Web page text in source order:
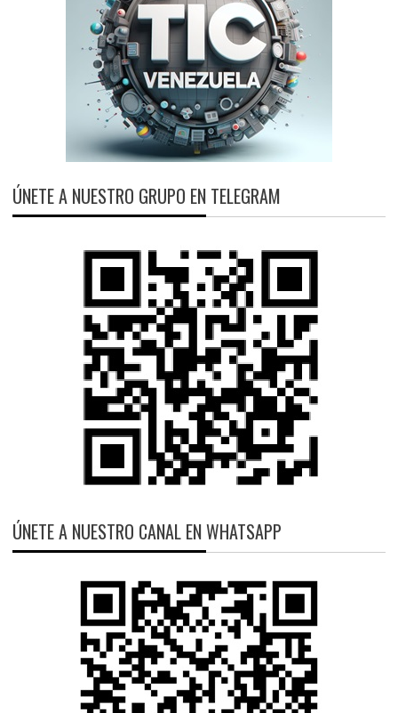
ÚNETE A NUESTRO GRUPO EN TELEGRAM
ÚNETE A NUESTRO CANAL EN WHATSAPP